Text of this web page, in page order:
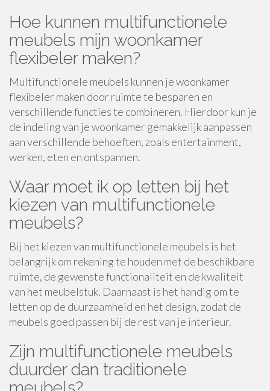
Hoe kunnen multifunctionele
meubels mijn woonkamer
flexibeler maken?
Multifunctionele meubels kunnen je woonkamer
flexibeler maken door ruimte te besparen en
verschillende functies te combineren. Hierdoor kun je
de indeling van je woonkamer gemakkelijk aanpassen
aan verschillende behoeften, zoals entertainment,
werken, eten en ontspannen.
Waar moet ik op letten bij het
kiezen van multifunctionele
meubels?
Bij het kiezen van multifunctionele meubels is het
belangrijk om rekening te houden met de beschikbare
ruimte, de gewenste functionaliteit en de kwaliteit
van het meubelstuk. Daarnaast is het handig om te
letten op de duurzaamheid en het design, zodat de
meubels goed passen bij de rest van je interieur.
Zijn multifunctionele meubels
duurder dan traditionele